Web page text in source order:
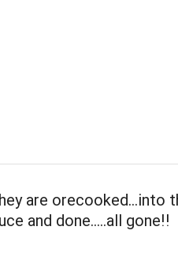
are orecooked...into
and done.....all gone!!